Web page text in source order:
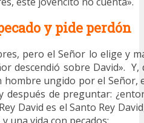
y pide perdón
pero el Señor lo elige y
descendió sobre David». Y,
hombre ungido por el Señor,
después de preguntar:
David es el Santo Rey
una vida con pecados: